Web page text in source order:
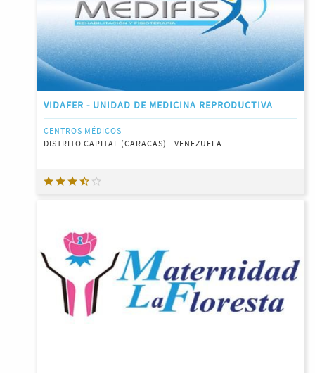
VIDAFER - UNIDAD DE MEDICINA REPRODUCTIVA
CENTROS MÉDICOS
DISTRITO CAPITAL (CARACAS) - VENEZUELA